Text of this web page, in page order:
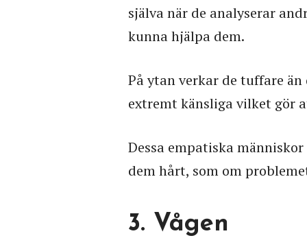
själva när de analyserar
kunna hjälpa dem.
På ytan verkar de tuffare
extremt känsliga vilket gör
Dessa empatiska
dem hårt, som om
3. Vågen